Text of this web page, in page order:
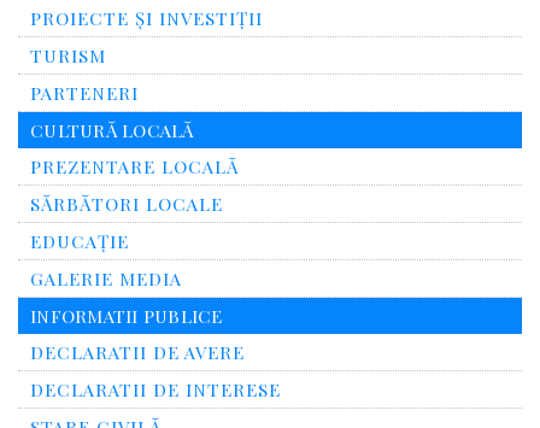
PROIECTE ȘI INVESTIȚII
TURISM
PARTENERI
CULTURĂ LOCALĂ
PREZENTARE LOCALĂ
SĂRBĂTORI LOCALE
EDUCAȚIE
GALERIE MEDIA
INFORMATII PUBLICE
DECLARATII DE AVERE
DECLARATII DE INTERESE